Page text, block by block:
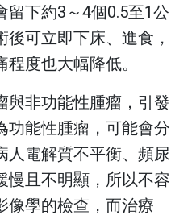
下約3～4個0.5至1公
可立即下床、進食，
度也大幅降低。
與非功能性腫瘤，引發
功能性腫瘤，可能會分
人電解質不平衡、頻尿
慢且不明顯，所以不容
像學的檢查，而治療